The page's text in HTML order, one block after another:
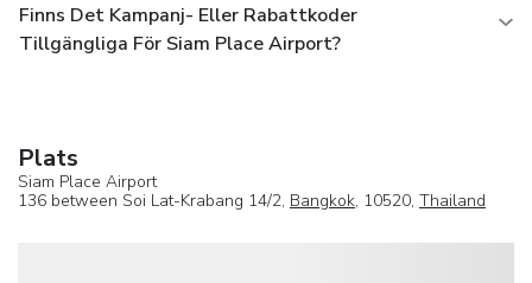
Finns Det Kampanj- Eller Rabattkoder
Tillgängliga För Siam Place Airport?
Plats
Siam Place Airport
136 between Soi Lat-Krabang 14/2, Bangkok, 10520, Thailand